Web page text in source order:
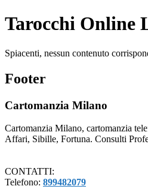
Tarocchi Online
Spiacenti, nessun contenuto
Footer
Cartomanzia Milano
Cartomanzia Milano, cartomanzia
Affari, Sibille, Fortuna. Consulti
CONTATTI:
Telefono: 899482079